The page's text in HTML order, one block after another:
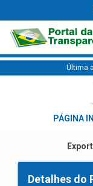
Última
PÁGINA
Detalhes do